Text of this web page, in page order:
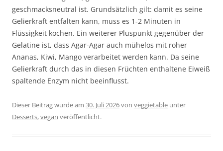
geschmacksneutral ist. Grundsätzlich gilt: damit es seine
Gelierkraft entfalten kann, muss es 1-2 Minuten in
Flüssigkeit kochen. Ein weiterer Pluspunkt gegenüber der
Gelatine ist, dass Agar-Agar auch mühelos mit roher
Ananas, Kiwi, Mango verarbeitet werden kann. Da seine
Gelierkraft durch das in diesen Früchten enthaltene Eiweiß
spaltende Enzym nicht beeinflusst.
Dieser Beitrag wurde am 30. Juli 2026von veggietable unter
Desserts,vegan veröffentlicht.